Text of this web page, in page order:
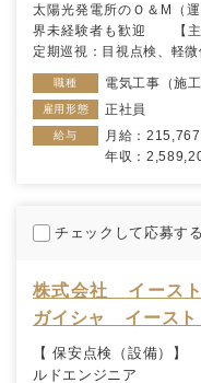
太陽光発電所のＯ＆М（
界未経験者も歓迎 【
定期巡視：目視点検、軽
職種 電気工事（施工
雇用形態 正社員
給与
月給：
年収：
チェックして応募する
株式会社 イース
ガイシャ イースト
【 保安点検（設備）
ルドエンジニア